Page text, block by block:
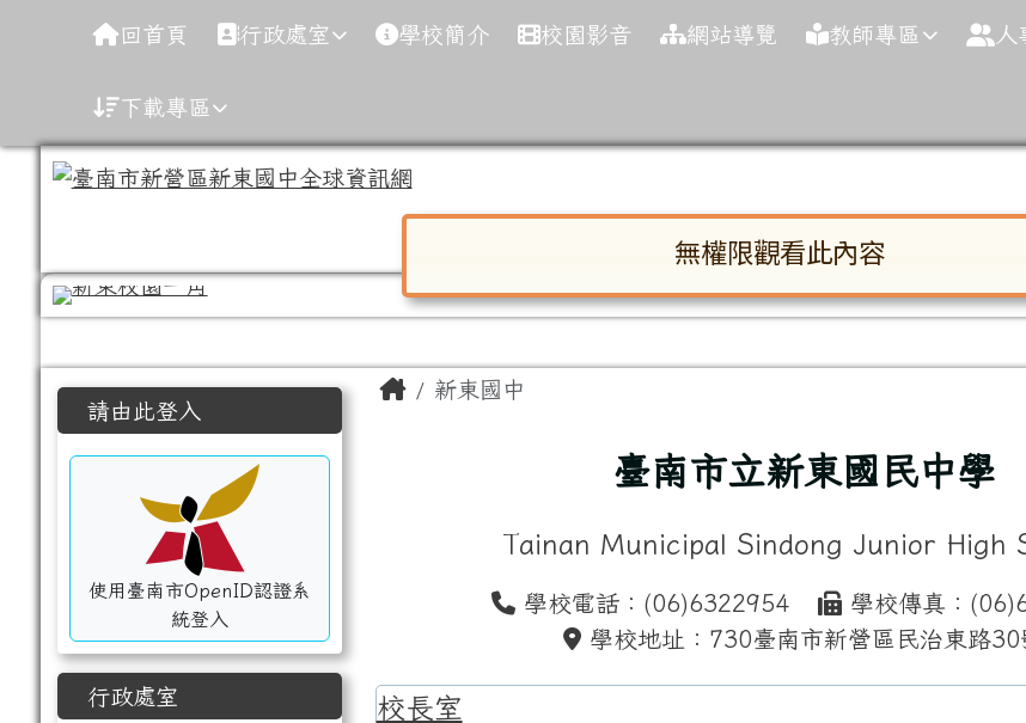
臺南市新營區新東國中全球資訊網
導覽列 回首頁 行政處室 學校簡介 校園影音 網站導覽 教師專區 人
下載專區
(06)632-2954
左邊區域內容
請由此登入
使用臺南市OpenID認證系
統登入
行政處室
主內容區域
Home新東國中
臺南市立新東國民中學
Tainan Municipal Sindong Junior High
學校電話：(06)6322954
學校傳真：
學校地址：730臺南市新營區民治東路30
校長室
頁尾區域
無權限觀看此內容
對話框已開啟。請使用 Tab 鍵在選項間移動焦點。